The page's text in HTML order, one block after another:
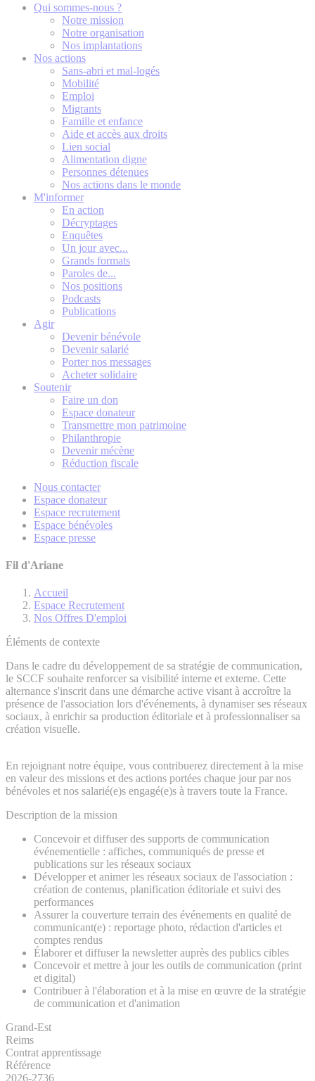
Qui sommes-nous ?
Notre mission
Notre organisation
Nos implantations
Nos actions
Sans-abri et mal-logés
Mobilité
Emploi
Migrants
Famille et enfance
Aide et accès aux droits
Lien social
Alimentation digne
Personnes détenues
Nos actions dans le monde
M'informer
En action
Décryptages
Enquêtes
Un jour avec...
Grands formats
Paroles de...
Nos positions
Podcasts
Publications
Agir
Devenir bénévole
Devenir salarié
Porter nos messages
Acheter solidaire
Soutenir
Faire un don
Espace donateur
Transmettre mon patrimoine
Philanthropie
Devenir mécène
Réduction fiscale
Nous contacter
Espace donateur
Espace recrutement
Espace bénévoles
Espace presse
Fil d'Ariane
Accueil
Espace Recrutement
Nos Offres D'emploi
Éléments de contexte
Dans le cadre du développement de sa stratégie de communication,
le SCCF souhaite renforcer sa visibilité interne et externe. Cette
alternance s'inscrit dans une démarche active visant à accroître la
présence de l'association lors d'événements, à dynamiser ses réseaux
sociaux, à enrichir sa production éditoriale et à professionnaliser sa
création visuelle.
En rejoignant notre équipe, vous contribuerez directement à la mise
en valeur des missions et des actions portées chaque jour par nos
bénévoles et nos salarié(e)s engagé(e)s à travers toute la France.
Description de la mission
Concevoir et diffuser des supports de communication
événementielle : affiches, communiqués de presse et
publications sur les réseaux sociaux
Développer et animer les réseaux sociaux de l'association :
création de contenus, planification éditoriale et suivi des
performances
Assurer la couverture terrain des événements en qualité de
communicant(e) : reportage photo, rédaction d'articles et
comptes rendus
Élaborer et diffuser la newsletter auprès des publics cibles
Concevoir et mettre à jour les outils de communication (print
et digital)
Contribuer à l'élaboration et à la mise en œuvre de la stratégie
de communication et d'animation
Grand-Est
Reims
Contrat apprentissage
Référence
2026-2736